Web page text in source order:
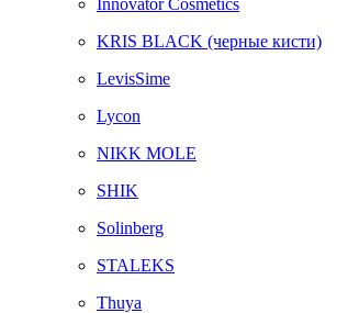
Innovator Cosmetics
KRIS BLACK (черные кисти)
LevisSime
Lycon
NIKK MOLE
SHIK
Solinberg
STALEKS
Thuya